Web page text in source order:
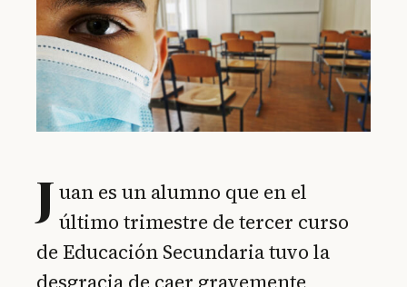
J uan es un alumno que en el
último trimestre de tercer curso
de Educación Secundaria tuvo la